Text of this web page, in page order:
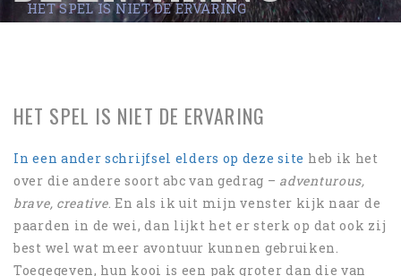
HET SPEL IS NIET DE ERVARING
HET SPEL IS NIET DE ERVARING
In een ander schrijfsel elders op deze site heb ik het
over die andere soort abc van gedrag – adventurous,
brave, creative. En als ik uit mijn venster kijk naar de
paarden in de wei, dan lijkt het er sterk op dat ook zij
best wel wat meer avontuur kunnen gebruiken.
Toegegeven, hun kooi is een pak groter dan die van